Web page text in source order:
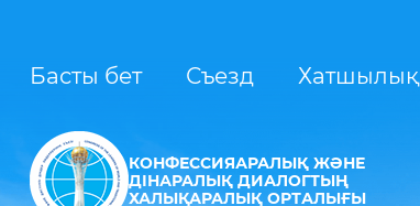
Басты бет Съезд Хатшылық
КОНФЕССИЯАРАЛЫҚ ЖӘНЕ
ДІНАРАЛЫҚ ДИАЛОГТЫҢ
ХАЛЫҚАРАЛЫҚ ОРТАЛЫҒЫ